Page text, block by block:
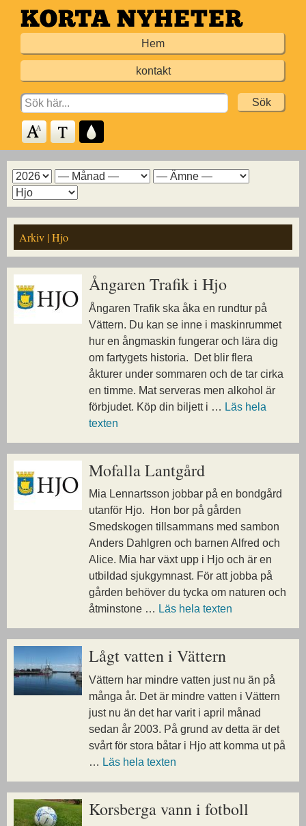
Hoppa
till
Hem
kontakt
Search
for:
Arkiv
för
år
Arkiv
månad
Arkiv
ämne
kommun
Arkiv | Hjo
Ångaren Trafik i Hjo
Ångaren Trafik ska åka en rundtur på
Vättern. Du kan se inne i maskinrummet
hur en ångmaskin fungerar och lära dig
om fartygets historia. Det blir flera
åkturer under sommaren och de tar cirka
en timme. Mat serveras men alkohol är
förbjudet. Köp din biljett i … Läs hela
texten
Mofalla Lantgård
Mia Lennartsson jobbar på en bondgård
utanför Hjo. Hon bor på gården
Smedskogen tillsammans med sambon
Anders Dahlgren och barnen Alfred och
Alice. Mia har växt upp i Hjo och är en
utbildad sjukgymnast. För att jobba på
gården behöver du tycka om naturen och
åtminstone … Läs hela texten
Lågt vatten i Vättern
Vättern har mindre vatten just nu än på
många år. Det är mindre vatten i Vättern
just nu än det har varit i april månad
sedan år 2003. På grund av detta är det
svårt för stora båtar i Hjo att komma ut på
… Läs hela texten
Korsberga vann i fotboll